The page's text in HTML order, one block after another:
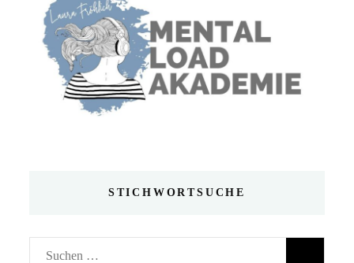
STICHWORTSUCHE
Suchen